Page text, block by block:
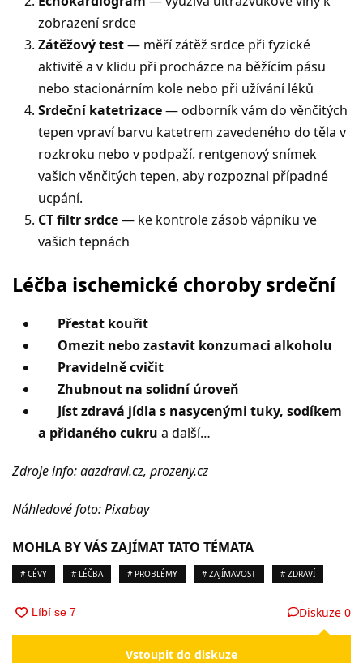
zobrazení srdce
Zátěžový test— měří zátěž srdce při fyzické
aktivitě a v klidu při procházce na běžícím pásu
nebo stacionárním kole nebo při užívání léků
Srdeční katetrizace— odborník vám do věnčitých
tepen vpraví barvu katetrem zavedeného do těla v
rozkroku nebo v podpaží. rentgenový snímek
vašich věnčitých tepen, aby rozpoznal případné
ucpání.
CT filtr srdce— ke kontrole zásob vápníku ve
vašich tepnách
Léčba ischemické choroby srdeční
Přestat kouřit
Omezit nebo zastavit konzumaci alkoholu
Pravidelně cvičit
Zhubnout na solidní úroveň
Jíst zdravá jídla s nasycenými tuky, sodíkem
a přidaného cukru a další…
Zdroje info: aazdravi.cz, prozeny.cz
Náhledové foto: Pixabay
MOHLA BY VÁS ZAJÍMAT TATO TÉMATA
# CÉVY # LÉČBA # PROBLÉMY # ZAJÍMAVOST # ZDRAVÍ
Diskuze 0
Vstoupit do diskuze